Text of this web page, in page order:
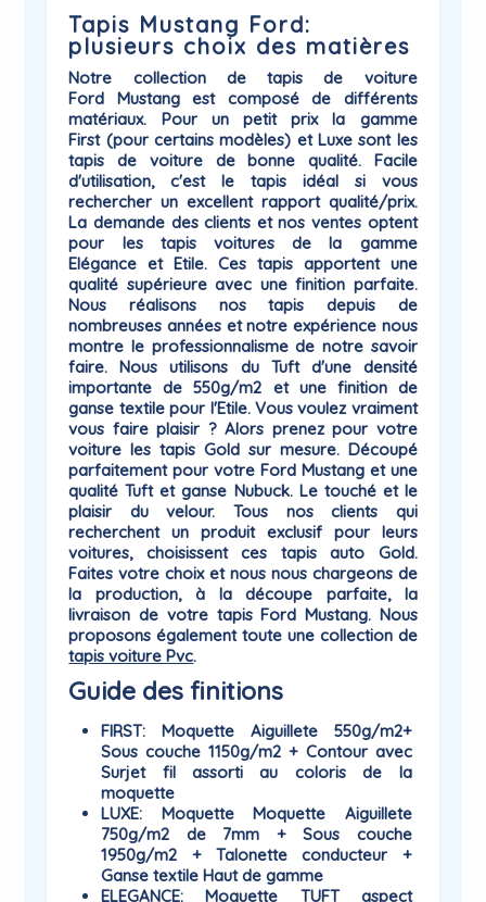
Tapis Mustang Ford:
plusieurs choix des matières
Notre collection detapis de voiture
Ford Mustangest composé de différents
matériaux. Pour un petit prix la gamme
First(pour certains modèles) et Luxesont les
tapis de voiture de bonne qualité. Facile
d'utilisation, c'est le tapis idéal si vous
rechercher un excellent rapport qualité/prix.
La demande des clients et nos ventes optent
pour les tapis voitures de la gamme
Elégance etEtile. Ces tapis apportent une
qualité supérieure avec une finition parfaite.
Nous réalisons nos tapis depuis de
nombreuses années et notre expérience nous
montre le professionnalisme de notre savoir
faire. Nous utilisons du Tuft d'une densité
importante de 550g/m2 et une finition de
ganse textile pour l'Etile. Vous voulez vraiment
vous faire plaisir ? Alors prenez pour votre
voiture les tapis Gold sur mesure. Découpé
parfaitement pour votre Ford Mustang et une
qualité Tuft et ganse Nubuck. Le touché et le
plaisir duvelour. Tous nos clients qui
recherchent un produit exclusif pour leurs
voitures, choisissent ces tapis auto Gold.
Faites votre choix et nous nous chargeons de
la production, à la découpe parfaite, la
livraison de votre tapis Ford Mustang. Nous
proposons également toute une collection de
tapis voiture Pvc.
Guide des finitions
FIRST: Moquette Aiguillete 550g/m2+
Sous couche 1150g/m2 + Contour avec
Surjet fil assorti au coloris de la
moquette
LUXE: Moquette Moquette Aiguillete
750g/m2 de 7mm + Sous couche
1950g/m2 + Talonette conducteur +
Ganse textile Haut de gamme
ELEGANCE: Moquette TUFT aspect